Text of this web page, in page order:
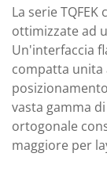
La serie
ottimizzate ad
Un'interfaccia
compatta unita
vasta gamma
ortogonale
maggiore per